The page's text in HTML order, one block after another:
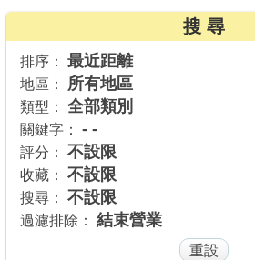
推薦景點
討論區
聯絡我們
搜 尋
排序： 最近距離
地區： 所有地區
類型： 全部類別
關鍵字： - -
評分： 不設限
收藏： 不設限
搜尋： 不設限
過濾排除： 結束營業